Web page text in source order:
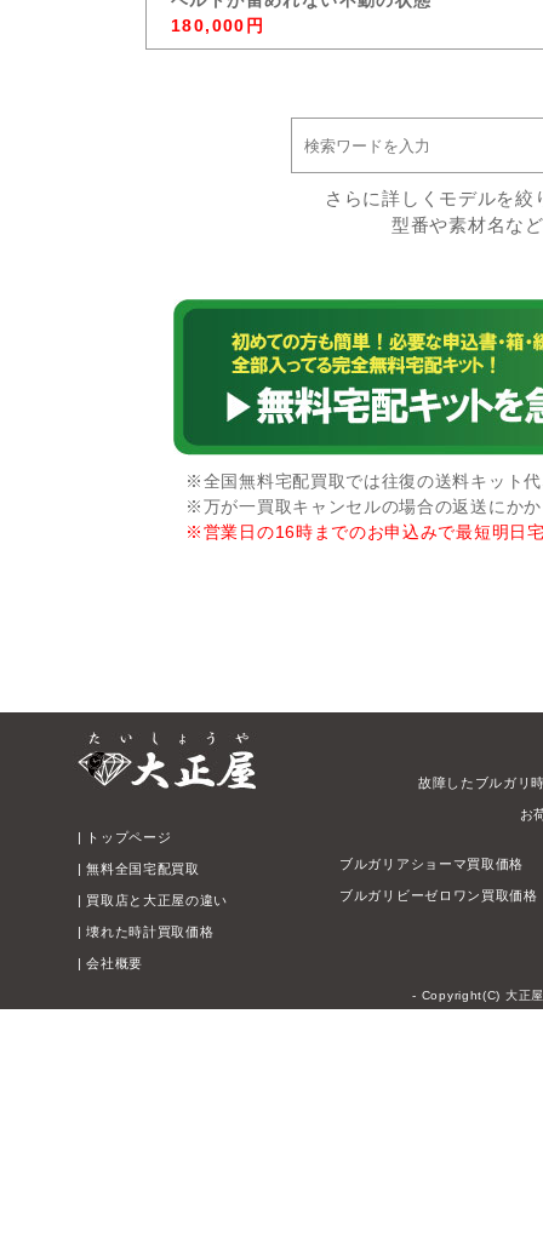
180,000円
さらに詳しくモデルを
型番や素材名な
※全国無料宅配買取では往復の送料キット
※万が一買取キャンセルの場合の返送にか
※営業日の16時までのお申込みで最短明日
| トップページ
|無料全国宅配買取
| 買取店と大正屋の違い
|壊れた時計買取価格
|会社概要
故障したブルガリ
お
ブルガリアショーマ買取価格
ブルガリビーゼロワン買取価格
- Copyright(C) 大正